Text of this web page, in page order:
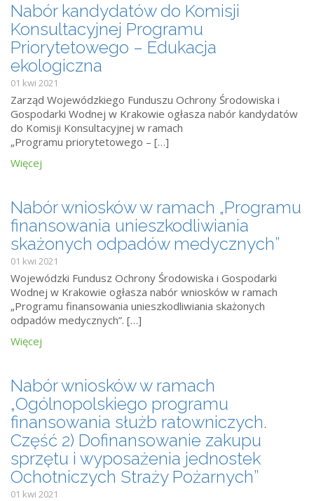
Nabór kandydatów do Komisji
Konsultacyjnej Programu
Priorytetowego – Edukacja
ekologiczna
01 kwi 2021
Zarząd Wojewódzkiego Funduszu Ochrony Środowiska i
Gospodarki Wodnej w Krakowie ogłasza nabór kandydatów
do Komisji Konsultacyjnej w ramach
„Programu priorytetowego – […]
Więcej
Nabór wniosków w ramach „Programu
finansowania unieszkodliwiania
skażonych odpadów medycznych”
01 kwi 2021
Wojewódzki Fundusz Ochrony Środowiska i Gospodarki
Wodnej w Krakowie ogłasza nabór wniosków w ramach
„Programu finansowania unieszkodliwiania skażonych
odpadów medycznych”. […]
Więcej
Nabór wniosków w ramach
„Ogólnopolskiego programu
finansowania służb ratowniczych.
Część 2) Dofinansowanie zakupu
sprzętu i wyposażenia jednostek
Ochotniczych Straży Pożarnych”
01 kwi 2021